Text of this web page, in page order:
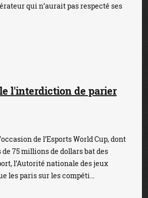
qui n’aurait pas respecté ses
l'interdiction de parier
de l’Esports World Cup, dont
75 millions de dollars bat des
l’Autorité nationale des jeux
les paris sur les compéti...